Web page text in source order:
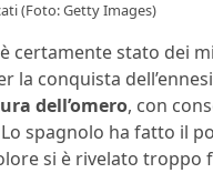
(Foto: Getty Images)
certamente stato dei
conquista
dell’omero, con
spagnolo ha fatto il
si è rivelato